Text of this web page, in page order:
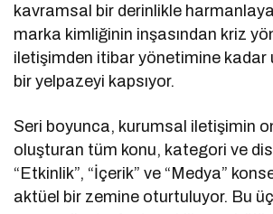
kavramsal bir derinlikle
marka kimliğinin inşasından kriz
iletişimden itibar yönetimine kadar
bir yelpazeyi kapsıyor.
Seri boyunca, kurumsal iletişimin
oluşturan tüm konu, kategori ve
“Etkinlik”, “İçerik” ve “Medya”
aktüel bir zemine oturtuluyor. Bu